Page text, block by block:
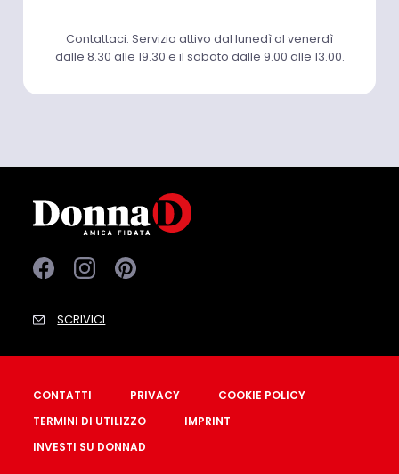
Contattaci. Servizio attivo dal lunedì al venerdì
dalle 8.30 alle 19.30 e il sabato dalle 9.00 alle 13.00.
SCRIVICI
CONTATTI PRIVACY
COOKIE POLICY
TERMINI DI UTILIZZO
IMPRINT
INVESTI SU DONNAD